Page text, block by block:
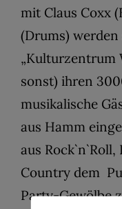
mit Claus Coxx
(Drums)
„Kulturzentrum
sonst) ihren
musikalische
aus Hamm
aus
Country dem
Party-Gewölbe